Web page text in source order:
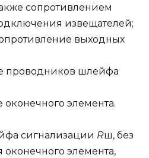
сопротивлением
извещателей;
выходных
проводников шлейфа
оконечного элемента.
сигнализации Rш, без
оконечного элемента,